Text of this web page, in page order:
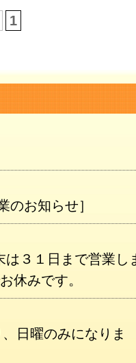
1
のお知らせ］
３１日まで営業し
休みです。
日曜のみになりま